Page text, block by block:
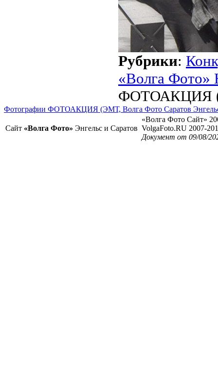
Рубрики:
«Волга Фото»
ФОТОАКЦИЯ
Фотографии ФОТОАКЦИЯ (ЭМТ, Волга Фото Саратов
Сайт «Волга Фото» Энгельс и Саратов
«Волга Фото Сайт»
VolgaFoto.RU 2007-
Документ от 09/08/